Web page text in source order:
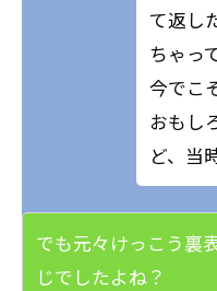
て返し
ちゃっ
今でこ
おもし
ど、当
でも元々けっこう裏
じでしたよね？